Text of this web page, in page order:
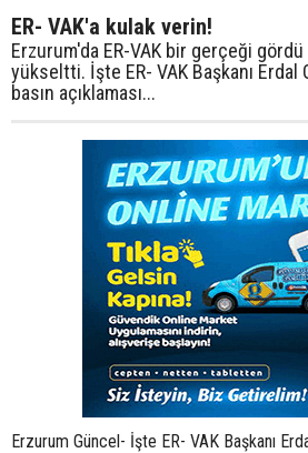
ER- VAK'a kulak verin!
Erzurum'da ER-VAK bir gerçeği
yükseltti. İşte ER- VAK Başkanı
basın açıklaması...
Erzurum Güncel- İşte ER- VAK Başkanı